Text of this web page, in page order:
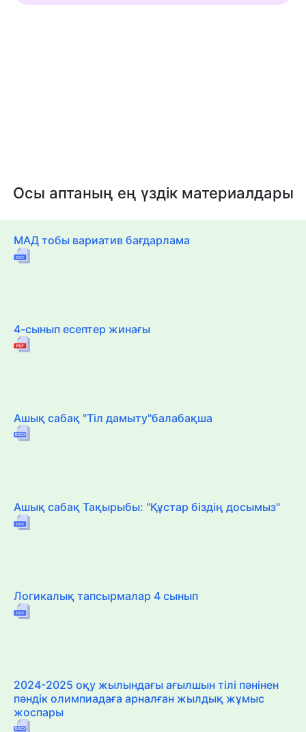
Осы аптаның ең үздік материалдары
МАД тобы вариатив бағдарлама
4-сынып есептер жинағы
Ашық сабақ "Тіл дамыту"балабақша
Ашық сабақ Тақырыбы: "Құстар біздің досымыз"
Логикалық тапсырмалар 4 сынып
2024-2025 оқу жылындағы ағылшын тілі пәнінен
пәндік олимпиадаға арналған жылдық жұмыс
жоспары